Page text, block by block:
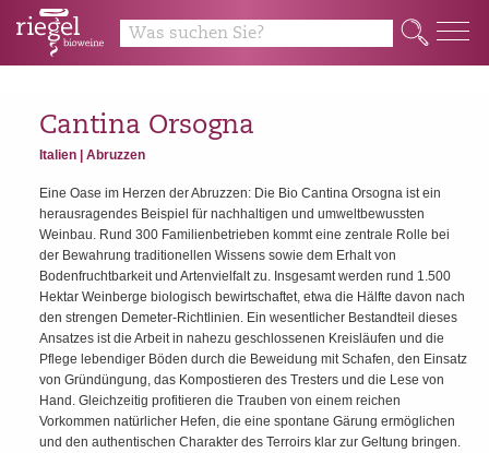
Q
Cantina Orsogna
Italien | Abruzzen
Eine Oase im Herzen der Abruzzen: Die Bio Cantina Orsogna ist ein
herausragendes Beispiel für nachhaltigen und umweltbewussten
Weinbau. Rund 300 Familienbetrieben kommt eine zentrale Rolle bei
der Bewahrung traditionellen Wissens sowie dem Erhalt von
Bodenfruchtbarkeit und Artenvielfalt zu. Insgesamt werden rund 1.500
Hektar Weinberge biologisch bewirtschaftet, etwa die Hälfte davon nach
den strengen Demeter-Richtlinien. Ein wesentlicher Bestandteil dieses
Ansatzes ist die Arbeit in nahezu geschlossenen Kreisläufen und die
Pflege lebendiger Böden durch die Beweidung mit Schafen, den Einsatz
von Gründüngung, das Kompostieren des Tresters und die Lese von
Hand. Gleichzeitig profitieren die Trauben von einem reichen
Vorkommen natürlicher Hefen, die eine spontane Gärung ermöglichen
und den authentischen Charakter des Terroirs klar zur Geltung bringen.